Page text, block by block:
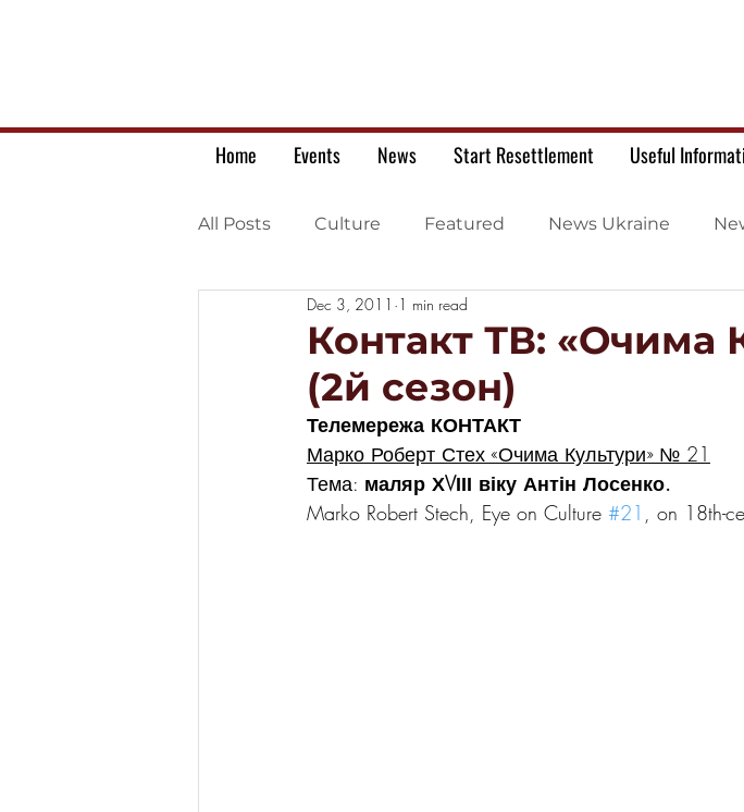
Home Events News Start Resettlement Useful
All Posts Culture Featured News Ukraine
Ukrainian war letters
Контакт ТВ: «Очима
(2й сезон)
Dec 3, 2011 1 min read
Телемережа КОНТАКТ
Марко Роберт Стех «Очима Культури» № 21
Тема: маляр ХVІІІ віку Антін Лосенко.
Marko Robert Stech, Eye on Culture #21 , on 18th-